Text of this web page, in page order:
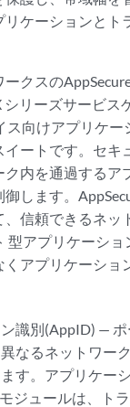
リケーションとト
クスの
シリーズサービス
ス向けアプリケー
イートです。セキ
内を通過するア
します。
信頼できるネッ
型アプリケーシ
アプリケーショ
識別(AppID) —
なるネットワー
す。アプリケー
ジュールは、ト